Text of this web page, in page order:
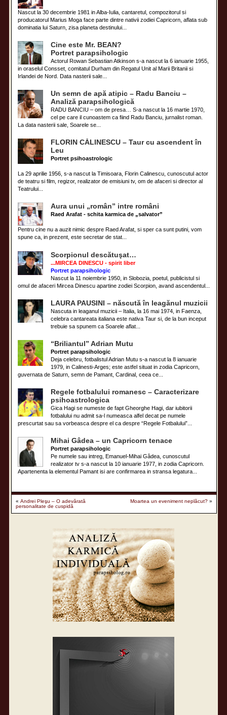
Nascut la 30 decembrie 1981 in Alba-Iulia, cantaretul, compozitorul si
producatorul Marius Moga face parte dintre nativii zodiei Capricorn, aflata sub
dominatia lui Saturn, zisa planeta destinului...
Cine este Mr. BEAN?
Portret parapsihologic
Actorul Rowan Sebastian Atkinson s-a nascut la 6 ianuarie 1955,
in oraselul Consset, comitatul Durham din Regatul Unit al Marii Britanii si
Irlandei de Nord. Data nasterii sale...
Un semn de apă atipic – Radu Banciu –
Analiză parapsihologică
RADU BANCIU – om de presa… S-a nascut la 16 martie 1970,
cel pe care il cunoastem ca fiind Radu Banciu, jurnalist roman.
La data nasterii sale, Soarele se...
FLORIN CĂLINESCU – Taur cu ascendent în
Leu
Portret psihoastrologic
La 29 aprilie 1956, s-a nascut la Timisoara, Florin Calinescu, cunoscutul actor
de teatru si film, regizor, realizator de emisiuni tv, om de afaceri si director al
Teatrului...
Aura unui „român” intre români
Raed Arafat - schita karmica de „salvator”
Pentru cine nu a auzit nimic despre Raed Arafat, si sper ca sunt putini, vom
spune ca, in prezent, este secretar de stat...
Scorpionul descătuşat…
...MIRCEA DINESCU - spirit liber
Portret parapsihologic
Nascut la 11 noiembrie 1950, in Slobozia, poetul, publicistul si
omul de afaceri Mircea Dinescu apartine zodiei Scorpion, avand ascendentul...
LAURA PAUSINI – născută în leagănul muzicii
Nascuta in leaganul muzicii – Italia, la 16 mai 1974, in Faenza,
celebra cantareata italiana este nativa Taur si, de la bun inceput
trebuie sa spunem ca Soarele aflat...
“Briliantul” Adrian Mutu
Portret parapsihologic
Deja celebru, fotbalistul Adrian Mutu s-a nascut la 8 ianuarie
1979, in Calinesti-Arges; este astfel situat in zodia Capricorn,
guvernata de Saturn, semn de Pamant, Cardinal, ceea ce...
Regele fotbalului romanesc – Caracterizare
psihoastrologica
Gica Hagi se numeste de fapt Gheorghe Hagi, dar iubitorii
fotbalului nu admit sa-l numeasca alfel decat pe numele
prescurtat sau sa vorbeasca despre el ca despre “Regele Fotbalului”...
Mihai Gâdea – un Capricorn tenace
Portret parapsihologic
Pe numele sau intreg, Emanuel-Mihai Gâdea, cunoscutul
realizator tv s-a nascut la 10 ianuarie 1977, in zodia Capricorn.
Apartenenta la elementul Pamant isi are confirmarea in stransa legatura...
«Andrei Pleşu – O adevărată
personalitate de cuspidă
Moartea un eveniment neplăcut?»